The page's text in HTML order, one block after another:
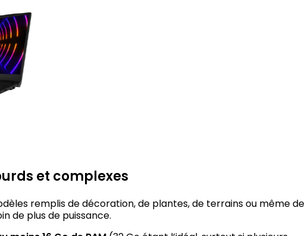
et complexes
remplis de décoration, de plantes, de terrains ou même de
de plus de puissance.